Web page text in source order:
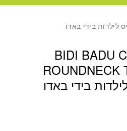
BIDI BADU
ROUNDNECK
בידי באדו